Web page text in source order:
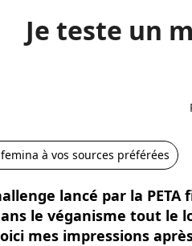
Je teste un
à vos sources préférées
lancé par la
le véganisme tout le
mes impressions